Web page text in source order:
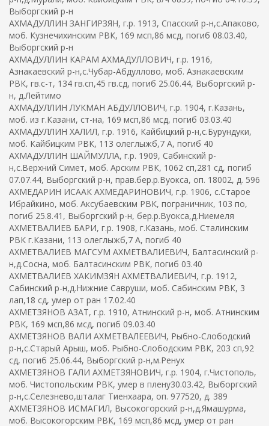
Выборгский р-н
АХМАДУЛЛИН ЗАНГИРЗЯН, г.р. 1913, Спасский р-н,с.Апаково,
моб. Кузнечихинским РВК, 169 мсп,86 мсд, погиб 08.03.40,
Выборгский р-н
АХМАДУЛЛИН КАРАМ АХМАДУЛЛОВИЧ, г.р. 1916,
Азнакаевский р-н,с.Чубар-Абдуллово, моб. Азнакаевским
РВК, гв.с-т, 134 гв.сп,45 гв.сд, погиб 25.06.44, Выборгский р-
н, д.Лейтимо
АХМАДУЛЛИН ЛУКМАН АБДУЛЛОВИЧ, г.р. 1904, г.Казань,
моб. из г.Казани, ст-на, 169 мсп,86 мсд, погиб 03.03.40
АХМАДУЛЛИН ХАЛИЛ, г.р. 1916, Кайбицкий р-н,с.Бурундуки,
моб. Кайбицким РВК, 113 олеглыжб,7 А, погиб 40
АХМАДУЛЛИН ШАЙМУЛЛА, г.р. 1909, Сабинский р-
н,с.Верхний Симет, моб. Арским РВК, 1062 сп,281 сд, погиб
07.07.44, Выборгский р-н, прав.бер.р.Вуокса, оп. 18002, д. 596
АХМЕДАРИН ИСААК АХМЕДАРИНОВИЧ, г.р. 1906, с.Старое
Ибрайкино, моб. Аксубаевским РВК, пограничник, 103 по,
погиб 25.8.41, Выборгский р-н, бер.р.Вуокса,д.Ниемеля
АХМЕТВАЛИЕВ БАРИ, г.р. 1908, г.Казань, моб. Сталинским
РВК г.Казани, 113 олеглыжб,7 А, погиб 40
АХМЕТВАЛИЕВ МАГСУМ АХМЕТВАЛИЕВИЧ, Балтасинский р-
н,д.Сосна, моб. Балтасинским РВК, погиб 03.40
АХМЕТВАЛИЕВ ХАКИМЗЯН АХМЕТВАЛИЕВИЧ, г.р. 1912,
Сабинский р-н,д.Нижние Савруши, моб. Сабинским РВК, 3
лап,18 сд, умер от ран 17.02.40
АХМЕТЗЯНОВ АЗАТ, г.р. 1910, Атнинский р-н, моб. Атнинским
РВК, 169 мсп,86 мсд, погиб 09.03.40
АХМЕТЗЯНОВ ВАЛИ АХМЕТВАЛЕЕВИЧ, Рыбно-Слободский
р-н,с.Старый Арыш, моб. Рыбно-Слободским РВК, 203 сп,92
сд, погиб 25.06.44, Выборгский р-н,м.Ренух
АХМЕТЗЯНОВ ГАЛИ АХМЕТЗЯНОВИЧ, г.р. 1904, г.Чистополь,
моб. Чистопольским РВК, умер в плену30.03.42, Выборгский
р-н,с.Селезнево,шталаг Тиенхаара, оп. 977520, д. 389
АХМЕТЗЯНОВ ИСМАГИЛ, Высокогорский р-н,д.Ямашурма,
моб. Высокогорским РВК, 169 мсп,86 мсд, умер от ран